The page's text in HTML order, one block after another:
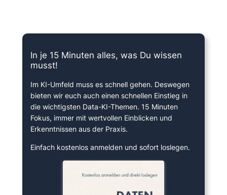
In je 15 Minuten alles, was Du wissen
musst!
Im KI-Umfeld muss es schnell gehen. Deswegen
bieten wir euch auch einen schnellen Einstieg in
die wichtigsten Data-KI-Themen. 15 Minuten
Fokus, immer mit wertvollen Einblicken und
Erkenntnissen aus der Praxis.
Einfach kostenlos anmelden und sofort loslegen.